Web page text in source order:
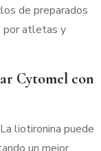
de preparados
por atletas y
Cytomel con
La liotironina puede